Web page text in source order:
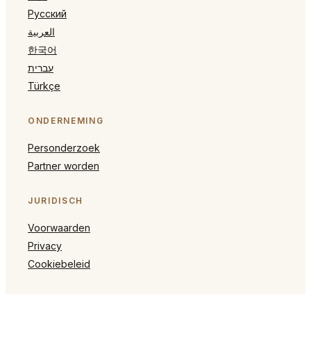
Русский
العربية
한국어
עברית
Türkçe
ONDERNEMING
Personderzoek
Partner worden
JURIDISCH
Voorwaarden
Privacy
Cookiebeleid